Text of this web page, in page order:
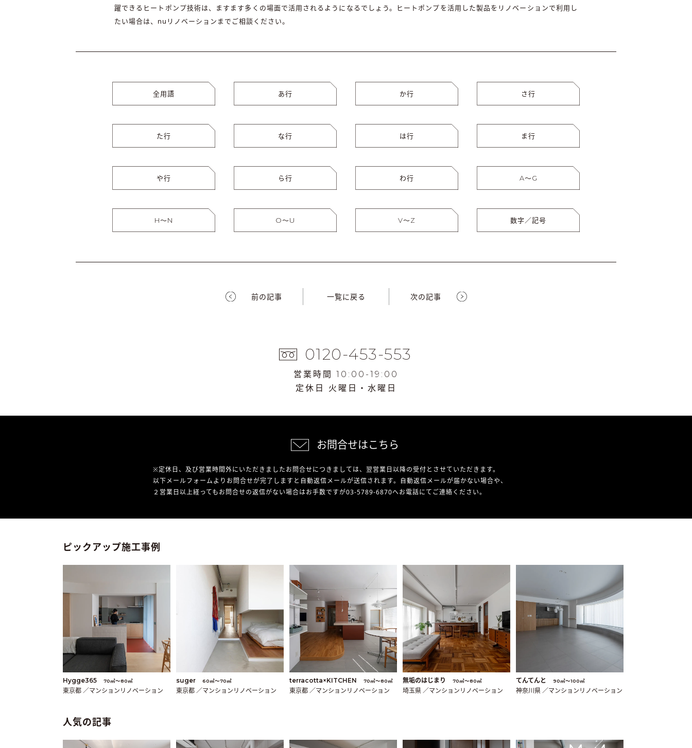
躍できるヒートポンプ技術は、ますます多くの場面で活用されるようになるでしょう。ヒートポンプを活用した製品をリノベーションで利用し
たい場合は、nuリノベーションまでご相談ください。
全用語 あ行 か行 さ行
た行 な行 は行 ま行
や行 ら行 わ行 A〜G
H〜N O〜U V〜Z 数字／記号
前の記事 一覧に戻る 次の記事
0120-453-553
営業時間 10:00-19:00
定休日 火曜日・水曜日
お問合せはこちら
※定休日、及び営業時間外にいただきましたお問合せにつきましては、翌営業日以降の受付とさせていただきます。
以下メールフォームよりお問合せが完了しますと自動返信メールが送信されます。自動返信メールが届かない場合や、
２営業日以上経ってもお問合せの返信がない場合はお手数ですが03-5789-6870へお電話にてご連絡ください。
ピックアップ施工事例
Hygge365 70㎡〜80㎡
東京都 ／マンションリノベーション
suger 60㎡〜70㎡
東京都 ／マンションリノベーション
terracotta×KITCHEN 70㎡〜80㎡
東京都 ／マンションリノベーション
無垢のはじまり 70㎡〜80㎡
埼玉県 ／マンションリノベーション
てんてんと 90㎡〜100㎡
神奈川県 ／マンションリノベーション
人気の記事